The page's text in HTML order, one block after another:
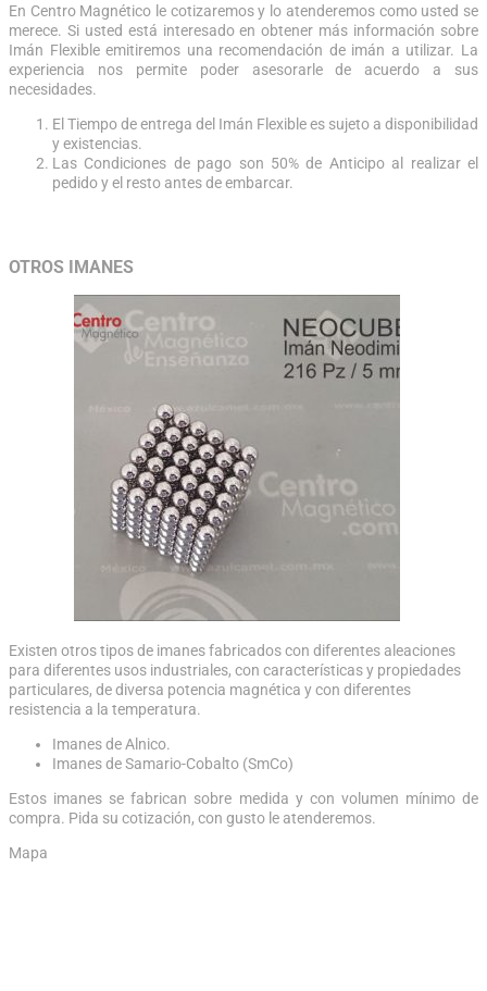
En Centro Magnético le cotizaremos y lo atenderemos como usted se
merece. Si usted está interesado en obtener más información sobre
Imán Flexible emitiremos una recomendación de imán a utilizar. La
experiencia nos permite poder asesorarle de acuerdo a sus
necesidades.
El Tiempo de entrega del Imán Flexible es sujeto a disponibilidad
y existencias.
Las Condiciones de pago son 50% de Anticipo al realizar el
pedido y el resto antes de embarcar.
OTROS IMANES
Existen otros tipos de imanes fabricados con diferentes aleaciones
para diferentes usos industriales, con características y propiedades
particulares, de diversa potencia magnética y con diferentes
resistencia a la temperatura.
Imanes de Alnico.
Imanes de Samario-Cobalto (SmCo)
Estos imanes se fabrican sobre medida y con volumen mínimo de
compra. Pida su cotización, con gusto le atenderemos.
Mapa